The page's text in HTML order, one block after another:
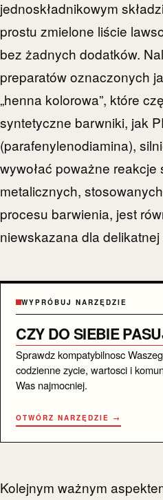
jednoskładnikowym
prostu zmielone liście
bez żadnych dodatków.
preparatów oznaczonych
„henna kolorowa”, które
syntetyczne barwniki, jak
(parafenylenodiamina),
wywołać poważne
metalicznych,
procesu barwienia, jest
niewskazana dla delikatnej
WYPRÓBUJ NARZĘDZIE
CZY DO SIEBIE
Sprawdz kompatybilnosc
codzienne zycie, wartosci i
Was najmocniej.
OTWÓRZ NARZĘDZIE →
Kolejnym ważnym